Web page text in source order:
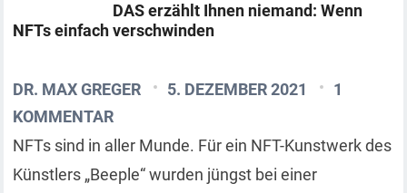
DAS erzählt Ihnen niemand: Wenn
NFTs einfach verschwinden
DR. MAX GREGER 5. DEZEMBER 2021
1
KOMMENTAR
NFTs sind in aller Munde. Für ein NFT-Kunstwerk des
Künstlers „Beeple“ wurden jüngst bei einer